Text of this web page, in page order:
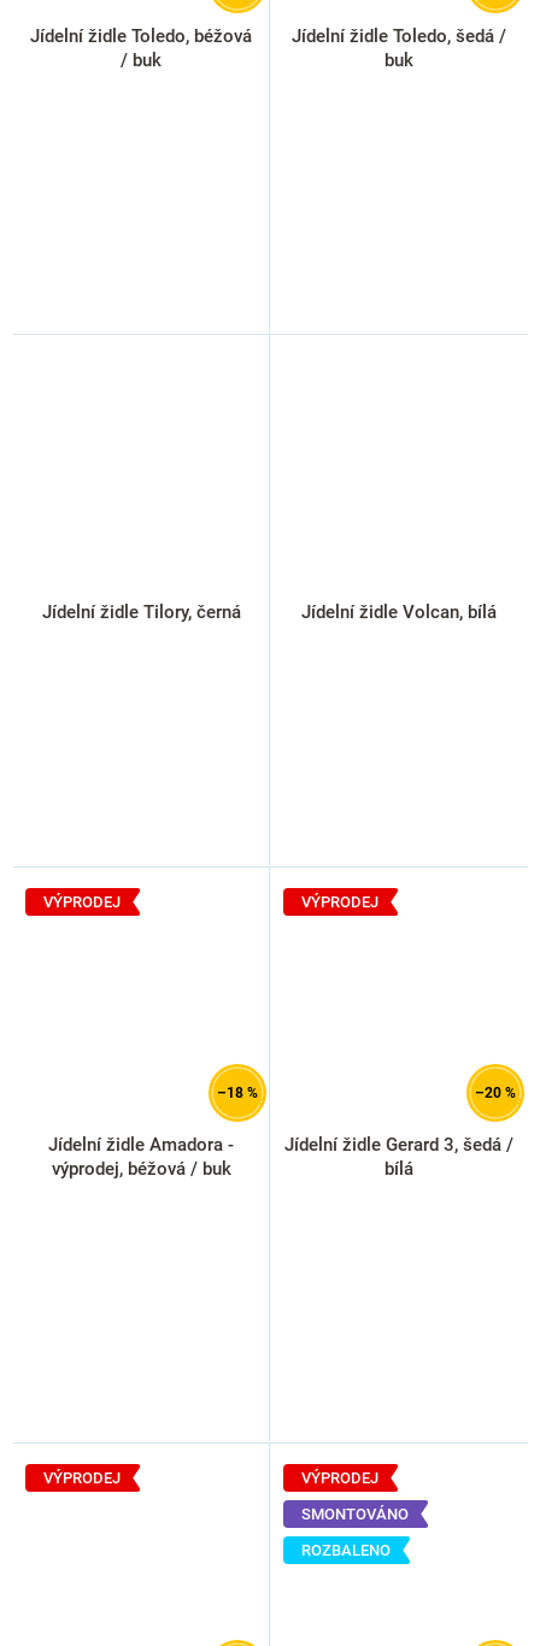
Jídelní židle Toledo, béžová
/ buk
Jídelní židle Toledo, šedá /
buk
Jídelní židle Tilory, černá Jídelní židle Volcan, bílá
VÝPRODEJ
–18 %
Jídelní židle Amadora -
výprodej, béžová / buk
VÝPRODEJ
–20 %
Jídelní židle Gerard 3, šedá /
bílá
VÝPRODEJ VÝPRODEJ
ROZBALENO
SMONTOVÁNO